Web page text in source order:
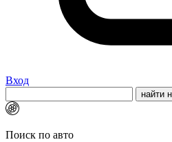
Вход
Поиск по авто